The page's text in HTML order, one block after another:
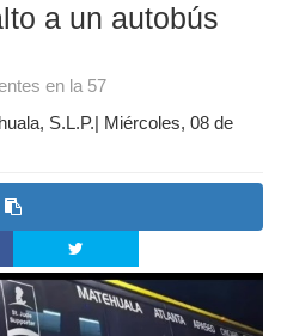
a un autobús
en la 57
S.L.P.| Miércoles, 08 de